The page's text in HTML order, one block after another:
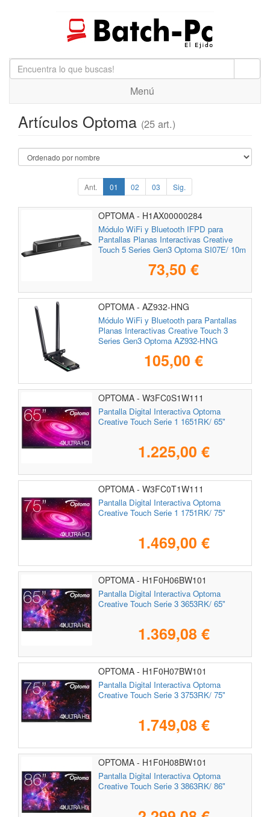
Menú
Artículos Optoma (25 art.)
Ant. 01 02 03 Sig.
OPTOMA - H1AX00000284
Módulo WiFi y Bluetooth IFPD para
Pantallas Planas Interactivas Creative
Touch 5 Series Gen3 Optoma SI07E/ 10m
73,50 €
OPTOMA - AZ932-HNG
Módulo WiFi y Bluetooth para Pantallas
Planas Interactivas Creative Touch 3
Series Gen3 Optoma AZ932-HNG
105,00 €
OPTOMA - W3FC0S1W111
Pantalla Digital Interactiva Optoma
Creative Touch Serie 1 1651RK/ 65"
1.225,00 €
OPTOMA - W3FC0T1W111
Pantalla Digital Interactiva Optoma
Creative Touch Serie 1 1751RK/ 75"
1.469,00 €
OPTOMA - H1F0H06BW101
Pantalla Digital Interactiva Optoma
Creative Touch Serie 3 3653RK/ 65"
1.369,08 €
OPTOMA - H1F0H07BW101
Pantalla Digital Interactiva Optoma
Creative Touch Serie 3 3753RK/ 75"
1.749,08 €
OPTOMA - H1F0H08BW101
Pantalla Digital Interactiva Optoma
Creative Touch Serie 3 3863RK/ 86"